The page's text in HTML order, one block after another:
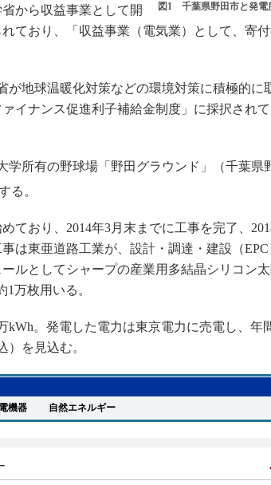
図1 千葉県野田市と発電
から収益事業として開
ており、「収益事業（電気業）として、寄
地球温暖化対策などの環境対策に積極的に
イナンス促進利子補給金制度」に採択され
学所有の野球場「野田グラウンド」（千葉県
る。
ており、2014年3月末までに工事を完了、
は東亜道路工業が、設計・調達・建設（
ルとしてシャープの産業用多結晶シリコン
1万枚用いる。
。発電した電力は東京電力に売電し、年
）を見込む。
機器 自然エネルギー